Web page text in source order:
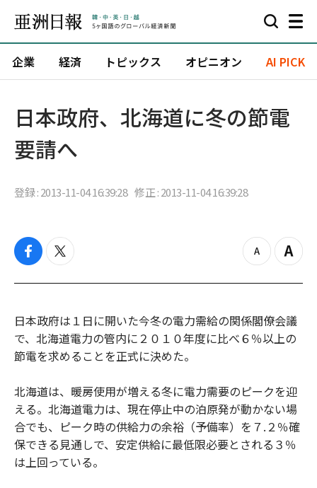
企業 経済 トピックス オピニオン AI PICK
日本政府、北海道に冬の節電
要請へ
登録 : 2013-11-04 16:39:28 修正 : 2013-11-04 16:39:28
f
c
o
k
t
i
e
r
z
o
u
t
Z
o
n
日本政府は１日に開いた今冬の電力需給の関係閣僚会議
で、北海道電力の管内に２０１０年度に比べ６％以上の
節電を求めることを正式に決めた。
北海道は、暖房使用が増える冬に電力需要のピークを迎
える。北海道電力は、現在停止中の泊原発が動かない場
合でも、ピーク時の供給力の余裕（予備率）を７.２％確
保できる見通しで、安定供給に最低限必要とされる３％
は上回っている。